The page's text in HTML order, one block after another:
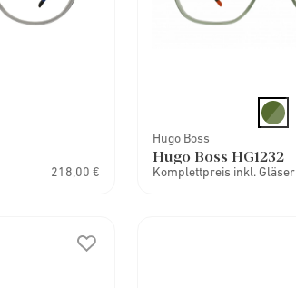
218,00 €
Hugo Boss
Hugo Boss HG1232
Komplettpreis inkl. Gläser